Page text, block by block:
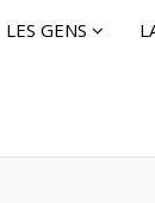
LES GENS